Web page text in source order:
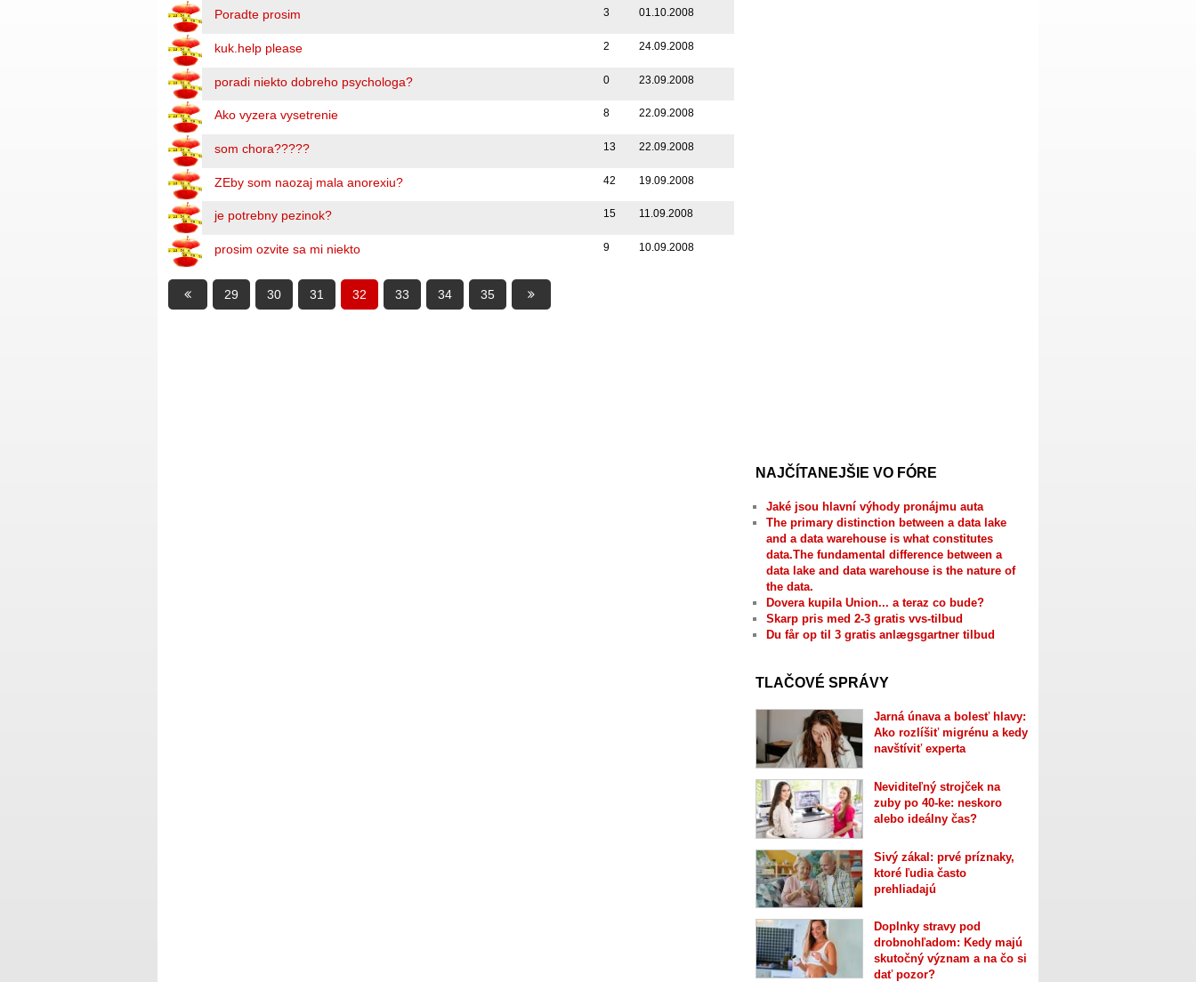
Poradte prosim 3 01.10.2008
kuk.help please 2 24.09.2008
poradi niekto dobreho psychologa? 0 23.09.2008
Ako vyzera vysetrenie 8 22.09.2008
som chora????? 13 22.09.2008
ZEby som naozaj mala anorexiu? 42 19.09.2008
je potrebny pezinok? 15 11.09.2008
prosim ozvite sa mi niekto 9 10.09.2008
29 30 31 32 33 34 35
NAJČÍTANEJŠIE VO FÓRE
Jaké jsou hlavní výhody pronájmu auta
The primary distinction between a data lake
and a data warehouse is what constitutes
data.The fundamental difference between a
data lake and data warehouse is the nature of
the data.
Dovera kupila Union... a teraz co bude?
Skarp pris med 2-3 gratis vvs-tilbud
Du får op til 3 gratis anlægsgartner tilbud
TLAČOVÉ SPRÁVY
Jarná únava a bolesť hlavy:
Ako rozlíšiť migrénu a kedy
navštíviť experta
Neviditeľný strojček na
zuby po 40-ke: neskoro
alebo ideálny čas?
Sivý zákal: prvé príznaky,
ktoré ľudia často
prehliadajú
Doplnky stravy pod
drobnohľadom: Kedy majú
skutočný význam a na čo si
dať pozor?